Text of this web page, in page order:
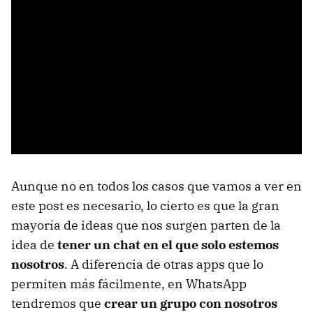
Aunque no en todos los casos que vamos a ver en
este post es necesario, lo cierto es que la gran
mayoría de ideas que nos surgen parten de la
idea de tener un chat en el que solo estemos
nosotros. A diferencia de otras apps que lo
permiten más fácilmente, en WhatsApp
tendremos que crear un grupo con nosotros